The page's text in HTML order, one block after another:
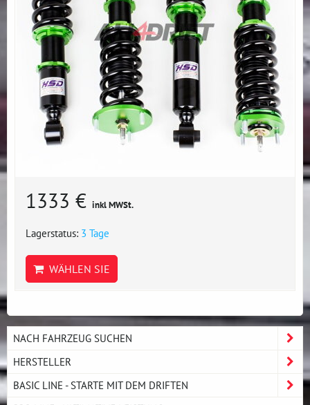
1333 € inkl MWSt.
Lagerstatus: 3 Tage
WÄHLEN SIE
NACH FAHRZEUG SUCHEN
HERSTELLER
BASIC LINE - STARTE MIT DEM DRIFTEN